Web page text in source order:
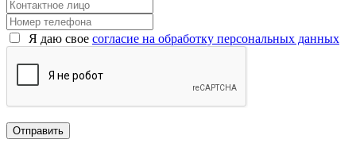
Я даю свое согласие на обработку персональных данных